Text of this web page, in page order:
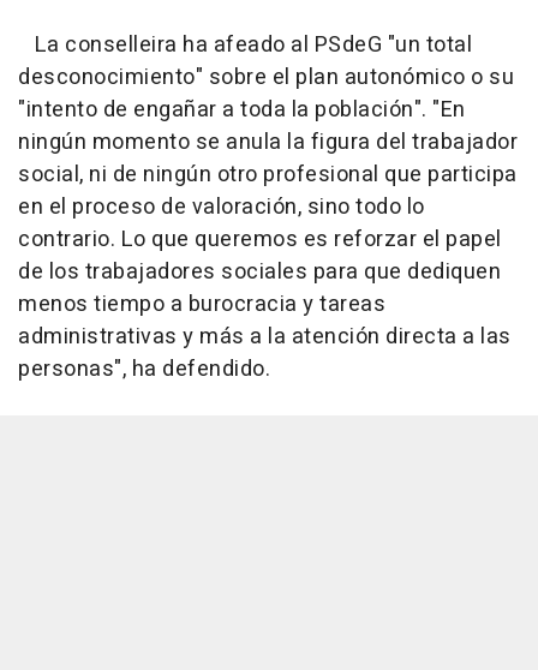
La conselleira ha afeado al PSdeG "un total
desconocimiento" sobre el plan autonómico o su
"intento de engañar a toda la población". "En
ningún momento se anula la figura del trabajador
social, ni de ningún otro profesional que participa
en el proceso de valoración, sino todo lo
contrario. Lo que queremos es reforzar el papel
de los trabajadores sociales para que dediquen
menos tiempo a burocracia y tareas
administrativas y más a la atención directa a las
personas", ha defendido.